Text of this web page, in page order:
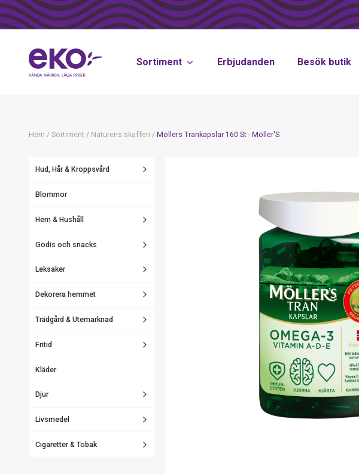
Sortiment Erbjudanden Besök butik
Hem / Sortiment / Naturens skafferi / Möllers Trankapslar 160 St - Möller'S
Hud, Hår & Kroppsvård
Blommor
Hem & Hushåll
Godis och snacks
Leksaker
Dekorera hemmet
Trädgård & Utemarknad
Fritid
Kläder
Djur
Livsmedel
Cigaretter & Tobak